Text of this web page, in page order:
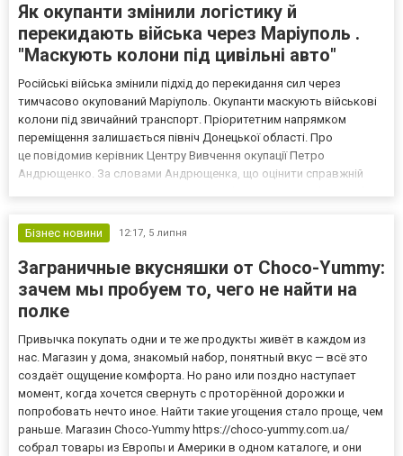
Як окупанти змінили логістику й
перекидають війська через Маріуполь .
"Маскують колони під цивільні авто"
Російські війська змінили підхід до перекидання сил через
тимчасово окупований Маріуполь. Окупанти маскують військові
колони під звичайний транспорт. Пріоритетним напрямком
переміщення залишається північ Донецької області. Про
це повідомив керівник Центру Вивчення окупації Петро
Андрющенко. За словами Андрющенка, що оцінити справжній
тран...
Бізнес новини 12:17, 5 липня
Заграничные вкусняшки от Choco-Yummy:
зачем мы пробуем то, чего не найти на
полке
Привычка покупать одни и те же продукты живёт в каждом из
нас. Магазин у дома, знакомый набор, понятный вкус — всё это
создаёт ощущение комфорта. Но рано или поздно наступает
момент, когда хочется свернуть с проторённой дорожки и
попробовать нечто иное. Найти такие угощения стало проще, чем
раньше. Магазин Choco-Yummy https://choco-yummy.com.ua/
собрал товары из Европы и Америки в одном каталоге, и они